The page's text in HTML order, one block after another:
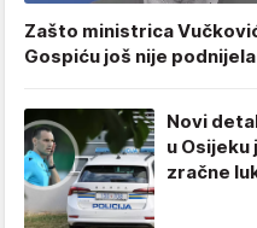
Zašto ministrica
Gospiću još nije
Novi
u Osijeku
zračne